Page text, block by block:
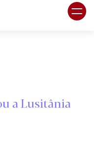
a Lusitânia